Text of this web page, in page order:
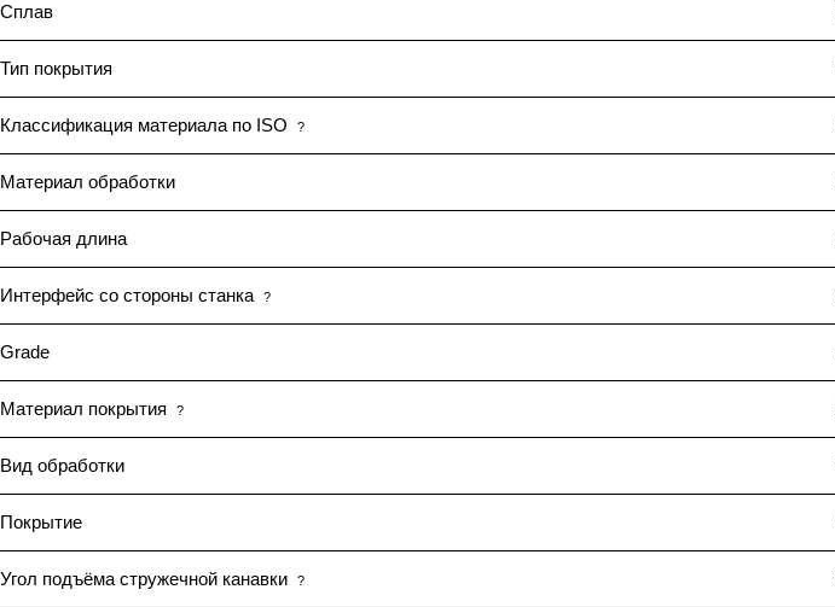
Сплав
Тип покрытия
Классификация материала по ISO ?
Материал обработки
Рабочая длина
Интерфейс со стороны станка ?
Grade
Материал покрытия ?
Вид обработки
Покрытие
Угол подъёма стружечной канавки ?